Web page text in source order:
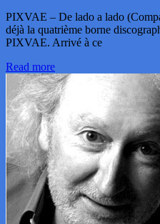
PIXVAE – De lado a lado
déjà la quatrième borne
PIXVAE. Arrivé à ce
Read more